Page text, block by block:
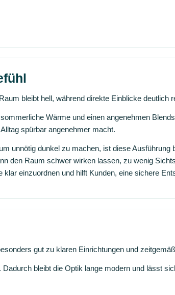
bleibt hell, während direkte Einblicke deutlich
Wärme und einen angenehmen
spürbar angenehmer macht.
unnötig dunkel zu machen, ist diese Ausführung
den Raum schwer wirken lassen, zu wenig
einzuordnen und hilft Kunden, eine sichere
gut zu klaren Einrichtungen und
bleibt die Optik lange modern und lässt